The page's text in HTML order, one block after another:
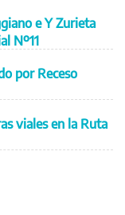
e Y Zurieta
Nº11
por Receso
viales en la Ruta